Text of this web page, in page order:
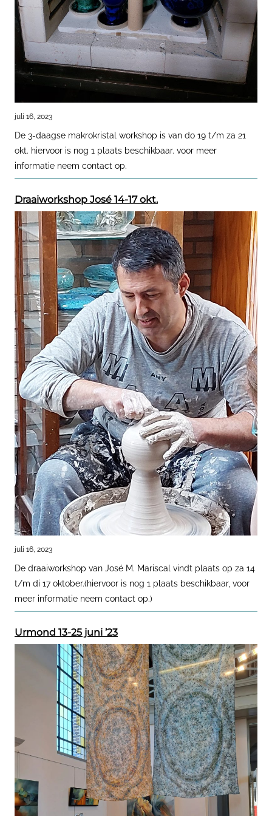
juli 16, 2023
De 3-daagse makrokristal workshop is van do 19 t/m za 21
okt. hiervoor is nog 1 plaats beschikbaar. voor meer
informatie neem contact op.
Draaiworkshop José 14-17 okt.
juli 16, 2023
De draaiworkshop van José M. Mariscal vindt plaats op za 14
t/m di 17 oktober.(hiervoor is nog 1 plaats beschikbaar, voor
meer informatie neem contact op.)
Urmond 13-25 juni ’23